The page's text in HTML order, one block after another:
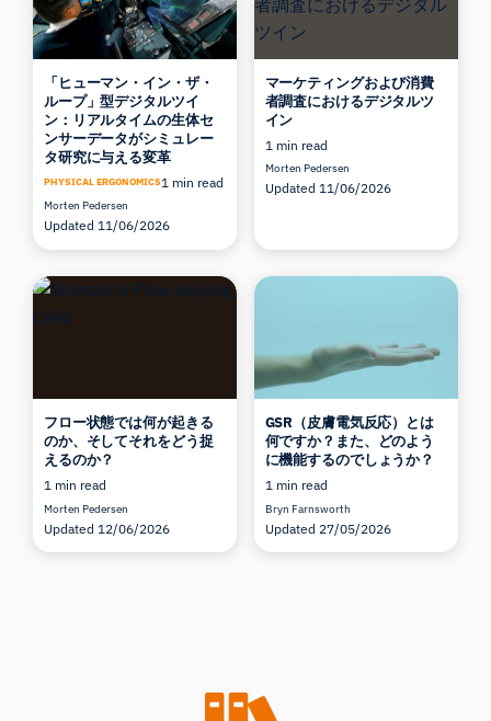
「ヒューマン・イン・ザ・
ループ」型デジタルツイ
ン：リアルタイムの生体セ
ンサーデータがシミュレー
タ研究に与える変革
PHYSICAL ERGONOMICS1 min read
Morten Pedersen
Updated 11/06/2026
マーケティングおよび消費
者調査におけるデジタルツ
イン
1 min read
Morten Pedersen
Updated 11/06/2026
フロー状態では何が起きる
のか、そしてそれをどう捉
えるのか？
1 min read
Morten Pedersen
Updated 12/06/2026
GSR（皮膚電気反応）とは
何ですか？また、どのよう
に機能するのでしょうか？
1 min read
Bryn Farnsworth
Updated 27/05/2026